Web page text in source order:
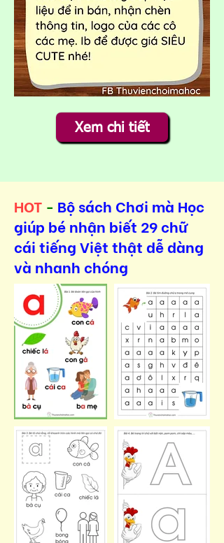
Xem chi tiết
HOT - Bộ sách Chơi mà Học
giúp bé nhận biết 29 chữ
cái tiếng Việt thật dễ dàng
và nhanh chóng